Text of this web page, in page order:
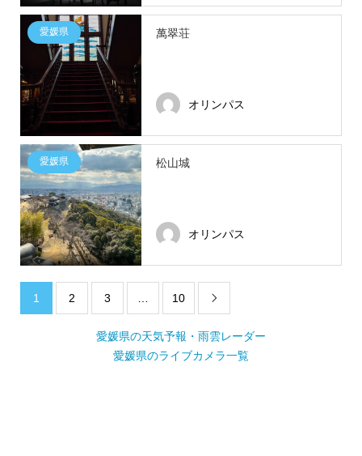
愛媛県 萬翠荘
オリンパス
愛媛県 松山城
オリンパス
1 2 3 10 
愛媛県の天気予報・雨雲レーダー
愛媛県のライブカメラ一覧